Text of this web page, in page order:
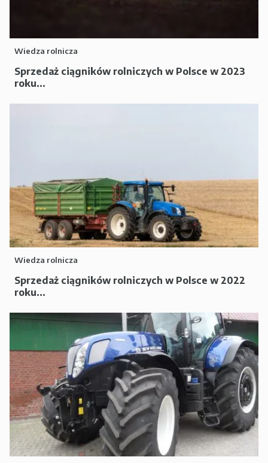
Wiedza rolnicza
Sprzedaż ciągników rolniczych w Polsce w 2023
roku...
Wiedza rolnicza
Sprzedaż ciągników rolniczych w Polsce w 2022
roku...